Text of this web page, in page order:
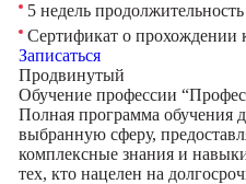
5 недель
Сертификат о прохождении
Записаться
Продвинутый
Обучение профессии
Полная программа обучения
выбранную сферу,
комплексные знания и
тех, кто нацелен на